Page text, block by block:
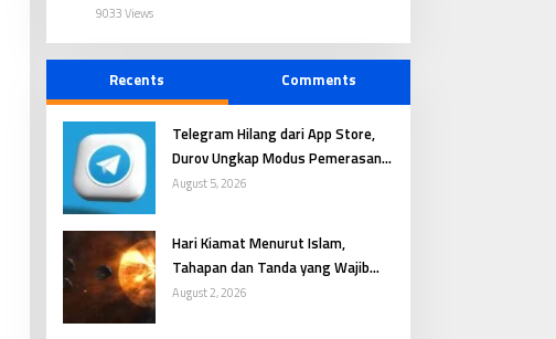
9033 Views
Recents Comments
Telegram Hilang dari App Store,
Durov Ungkap Modus Pemerasan
Digital
August 5, 2026
Hari Kiamat Menurut Islam,
Tahapan dan Tanda yang Wajib
Dipahami
August 2, 2026